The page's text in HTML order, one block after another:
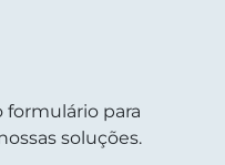
formulário para
soluções.